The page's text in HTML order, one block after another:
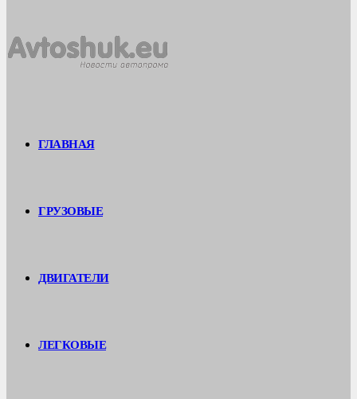
ГЛАВНАЯ
ГРУЗОВЫЕ
ДВИГАТЕЛИ
ЛЕГКОВЫЕ